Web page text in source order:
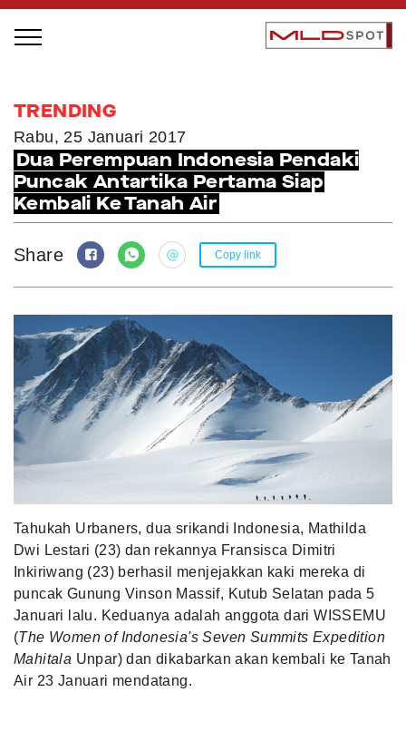
LOCAL GREATNESS
INSPIRING PEOPLE
INSPIRING PRODUCTS
INSPIRING PLACES
INSPIRING COMMUNITIES
TRENDING
EVENTS
MLDPODCAST
VIDEOS
MLDPOINTS
TRENDING
Rabu, 25 Januari 2017
Dua Perempuan Indonesia Pendaki
Puncak Antartika Pertama Siap
Kembali Ke Tanah Air
Share Copy link
Tahukah Urbaners, dua srikandi Indonesia, Mathilda
Dwi Lestari (23) dan rekannya Fransisca Dimitri
Inkiriwang (23) berhasil menjejakkan kaki mereka di
puncak Gunung Vinson Massif, Kutub Selatan pada 5
Januari lalu. Keduanya adalah anggota dari WISSEMU
(The Women of Indonesia's Seven Summits Expedition
Mahitala Unpar) dan dikabarkan akan kembali ke Tanah
Air 23 Januari mendatang.